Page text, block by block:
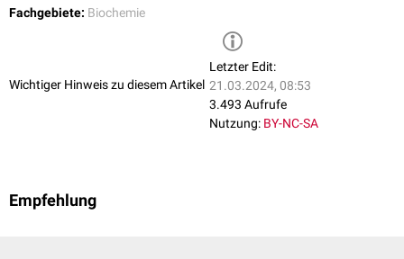
Fachgebiete: Biochemie
Wichtiger Hinweis zu diesem Artikel
Letzter Edit:
21.03.2024, 08:53
3.493 Aufrufe
Nutzung: BY-NC-SA
Empfehlung